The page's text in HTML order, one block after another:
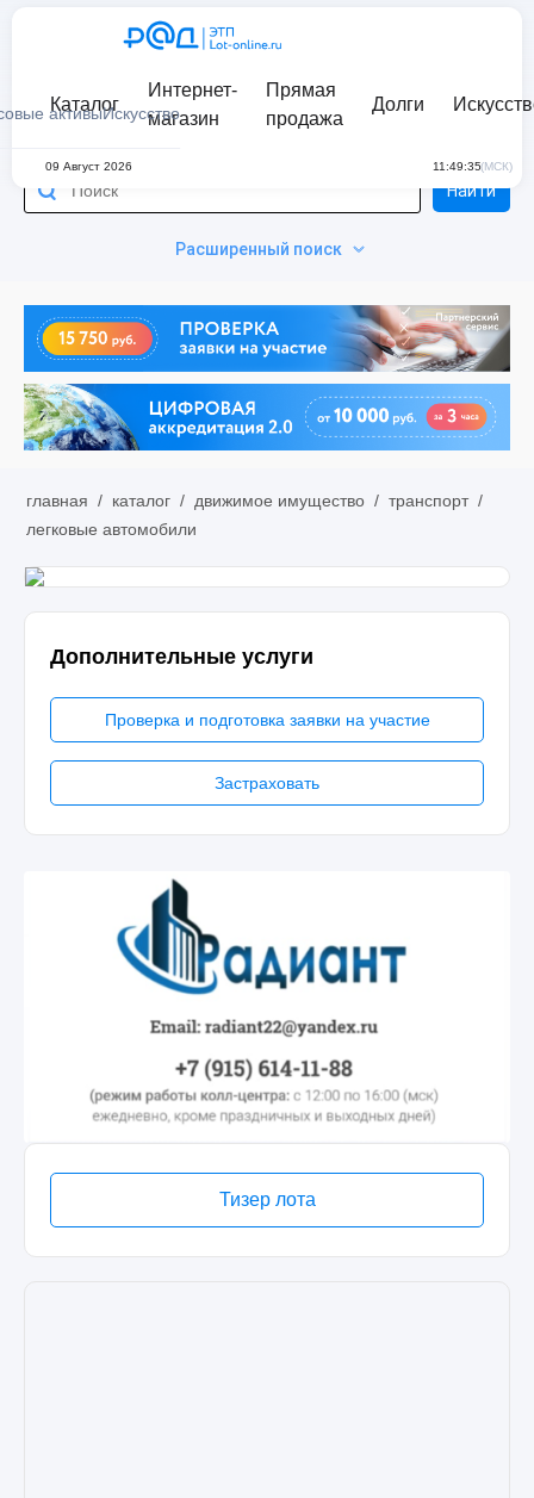
активыИскусство
Каталог
Интернет-
магазин
Прямая
продажа
Долги
09 Август 2026 11:49:35(МСК)
Расширенный поиск
Найти
главная / каталог / движимое имущество / транспорт /
легковые автомобили
Дополнительные услуги
Проверка и подготовка заявки на участие
Застраховать
Тизер лота